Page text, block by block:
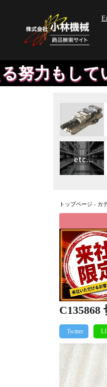
。出荷ま
トップページ › カ